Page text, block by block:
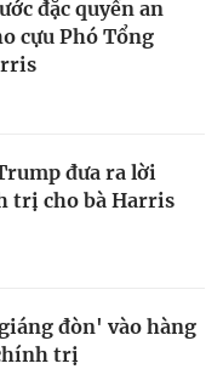
đặc quyền an
cựu Phó Tổng
đưa ra lời
trị cho bà Harris
đòn' vào hàng
trị